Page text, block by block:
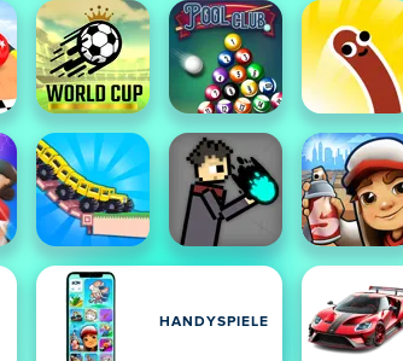
HANDYSPIELE